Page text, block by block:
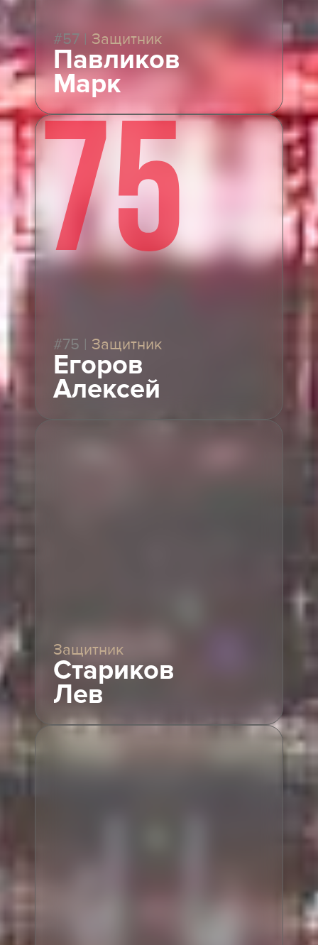
#57 | Защитник
Павликов
Марк
75
#75 | Защитник
Егоров
Алексей
Защитник
Стариков
Лев